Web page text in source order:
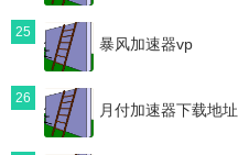
25
暴风加速器vp
26
月付加速器下载地址